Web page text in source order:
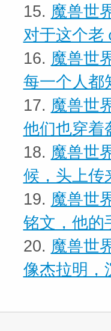
15. 魔兽世
对于这个老
16. 魔兽世
每一个人都
17. 魔兽世
他们也穿着
18. 魔兽世
候，头上传
19. 魔兽世
铭文，他的
20. 魔兽世
像杰拉明，